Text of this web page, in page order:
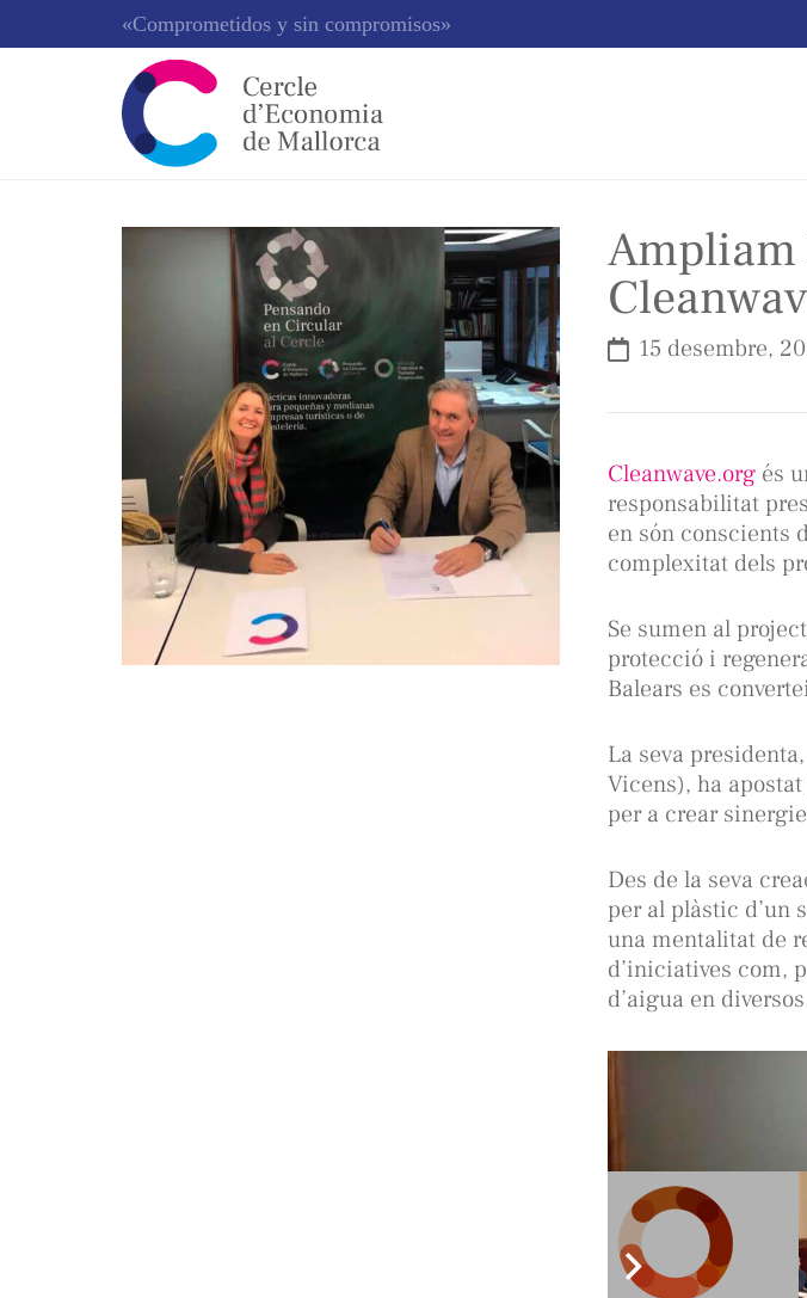
«Comprometidos y sin compromisos»
Ampliam
15 desembre,
Cleanwave.orgés
responsabilitat
en són conscients
complexitat dels
Se sumen al
protecció i
Balears es
La seva
Vicens), ha
per a crear
Des de la seva
per al plàstic d’un
una mentalitat de
d’iniciatives com,
d’aigua en